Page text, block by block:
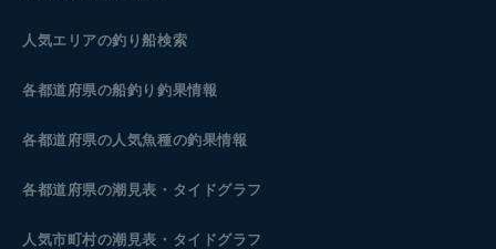
人気エリアの釣り船検索
各都道府県の船釣り釣果情報
各都道府県の人気魚種の釣果情報
各都道府県の潮見表 ・タイドグラフ
人気市町村の潮見表・タイドグラフ